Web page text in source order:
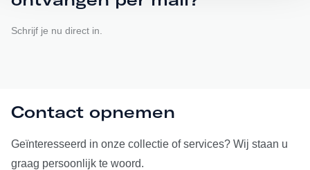
Schrijf je nu direct in.
Contact opnemen
Geïnteresseerd in onze collectie of services? Wij staan u
graag persoonlijk te woord.